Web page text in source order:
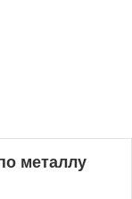
металлу